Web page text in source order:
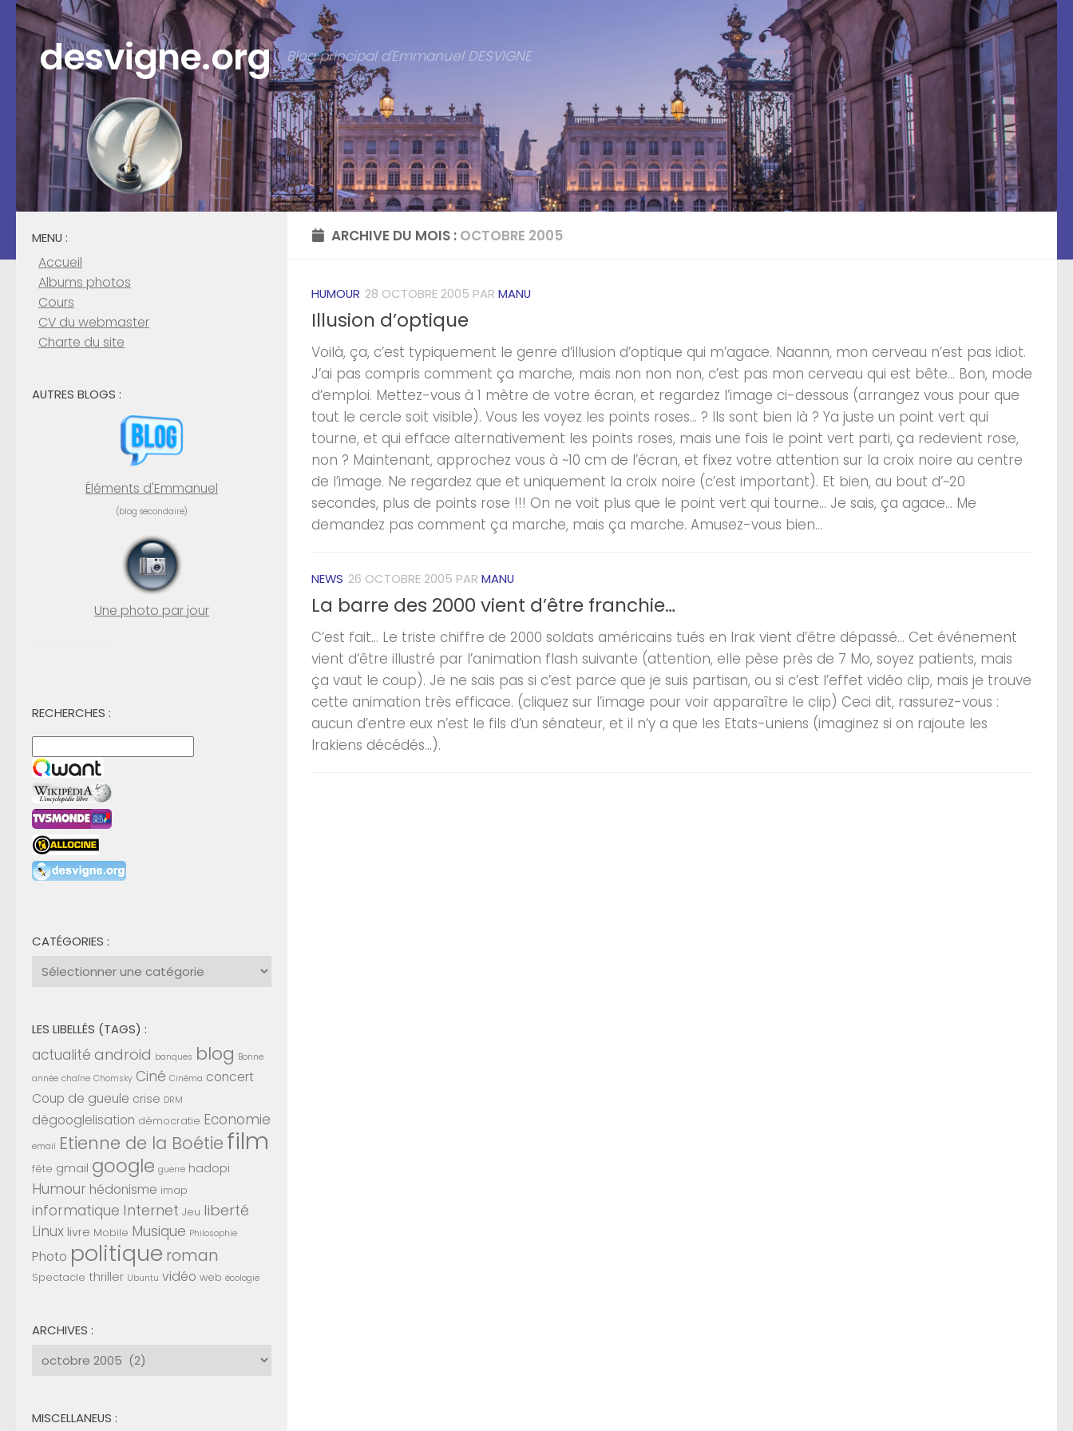
Skip to content
desvigne.org Blog principal d'Emmanuel DESVIGNE
ARCHIVE DU MOIS : OCTOBRE 2005
HUMOUR 28 OCTOBRE 2005 PAR MANU
Illusion d’optique
Voilà, ça, c’est typiquement le genre d’illusion d’optique qui m’agace. Naannn, mon cerveau n’est pas idiot.
J’ai pas compris comment ça marche, mais non non non, c’est pas mon cerveau qui est bête… Bon, mode
d’emploi. Mettez-vous à 1 mètre de votre écran, et regardez l’image ci-dessous (arrangez vous pour que
tout le cercle soit visible). Vous les voyez les points roses… ? Ils sont bien là ? Ya juste un point vert qui
tourne, et qui efface alternativement les points roses, mais une fois le point vert parti, ça redevient rose,
non ? Maintenant, approchez vous à ~10 cm de l’écran, et fixez votre attention sur la croix noire au centre
de l’image. Ne regardez que et uniquement la croix noire (c’est important). Et bien, au bout d’~20
secondes, plus de points rose !!! On ne voit plus que le point vert qui tourne… Je sais, ça agace… Me
demandez pas comment ça marche, mais ça marche. Amusez-vous bien…
NEWS 26 OCTOBRE 2005 PAR MANU
La barre des 2000 vient d’être franchie…
C’est fait… Le triste chiffre de 2000 soldats américains tués en Irak vient d’être dépassé… Cet événement
vient d’être illustré par l’animation flash suivante (attention, elle pèse près de 7 Mo, soyez patients, mais
ça vaut le coup). Je ne sais pas si c’est parce que je suis partisan, ou si c’est l’effet vidéo clip, mais je trouve
cette animation très efficace. (cliquez sur l’image pour voir apparaître le clip) Ceci dit, rassurez-vous :
aucun d’entre eux n’est le fils d’un sénateur, et il n’y a que les Etats-uniens (imaginez si on rajoute les
Irakiens décédés…).
MENU :
Accueil
Albums photos
Cours
CV du webmaster
Charte du site
AUTRES BLOGS :
Éléments d'Emmanuel
(blog secondaire)
Une photo par jour
RECHERCHES :
CATÉGORIES :
Catégories
LES LIBELLÉS (TAGS) :
actualité android banques blog Bonne
année chaîne Chomsky Ciné Cinéma concert
Coup de gueule crise DRM
dégooglelisation démocratie Economie
email Etienne de la Boétie film
fête gmail google guerre hadopi
Humour hédonisme imap
informatique Internet Jeu liberté
Linux livre Mobile Musique Philosophie
Photo politique roman
Spectacle thriller Ubuntu vidéo web écologie
ARCHIVES :
Archives
MISCELLANEUS :